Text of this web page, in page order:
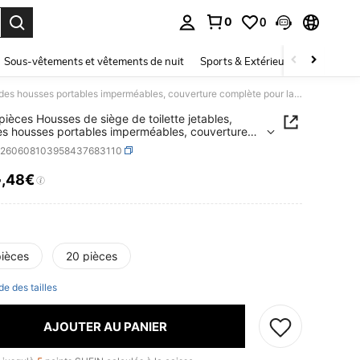
0 0
Sous-vêtements et vêtements de nuit Sports & Extérieur Enfants
10/20 pièces Housses de siège de toilette jetables, grandes housses portables imperméables, couverture complète pour la maison, les voyages & les toilettes publiques
Housses de siège de toilette jetables,
housses portables imperméables, couverture
pour la maison, les voyages & les toilettes
AND AVAILABILITY
,48€
20 pièces
des tailles
AJOUTER AU PANIER